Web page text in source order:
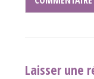
Laisser une